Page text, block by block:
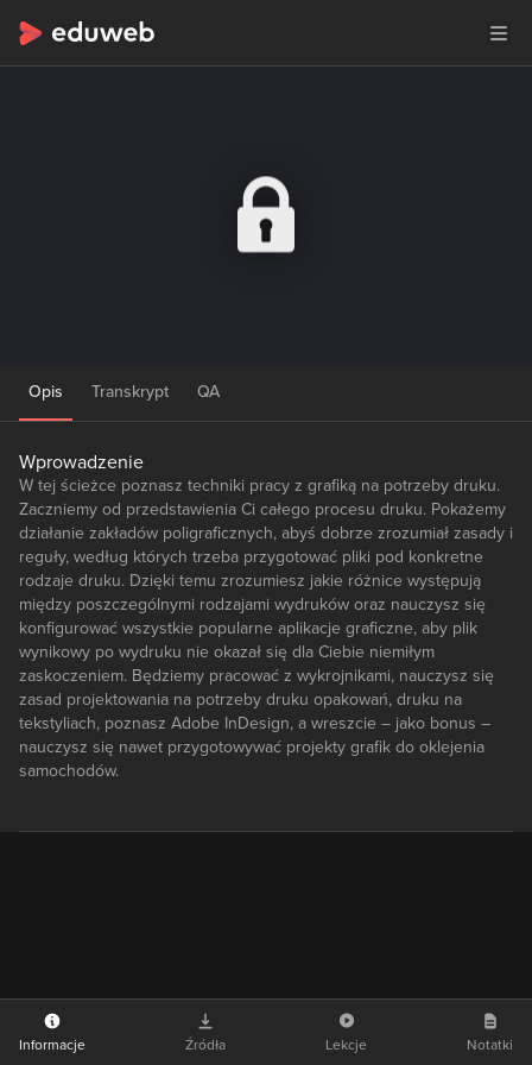
Opis Transkrypt QA
Wprowadzenie
W tej ścieżce poznasz techniki pracy z grafiką na potrzeby druku.
Zaczniemy od przedstawienia Ci całego procesu druku. Pokażemy
działanie zakładów poligraficznych, abyś dobrze zrozumiał zasady i
reguły, według których trzeba przygotować pliki pod konkretne
rodzaje druku. Dzięki temu zrozumiesz jakie różnice występują
między poszczególnymi rodzajami wydruków oraz nauczysz się
konfigurować wszystkie popularne aplikacje graficzne, aby plik
wynikowy po wydruku nie okazał się dla Ciebie niemiłym
zaskoczeniem. Będziemy pracować z wykrojnikami, nauczysz się
zasad projektowania na potrzeby druku opakowań, druku na
tekstyliach, poznasz Adobe InDesign, a wreszcie – jako bonus –
nauczysz się nawet przygotowywać projekty grafik do oklejenia
samochodów.
Informacje Źródła Lekcje Notatki